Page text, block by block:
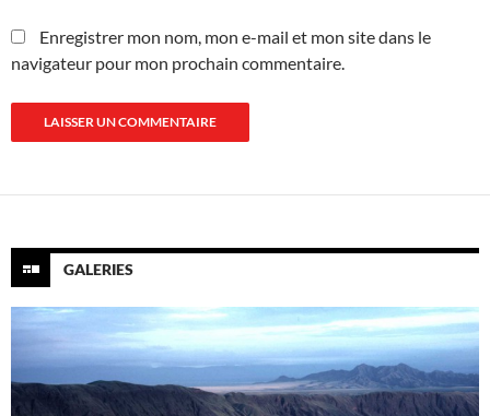
Enregistrer mon nom, mon e-mail et mon site dans le
navigateur pour mon prochain commentaire.
GALERIES